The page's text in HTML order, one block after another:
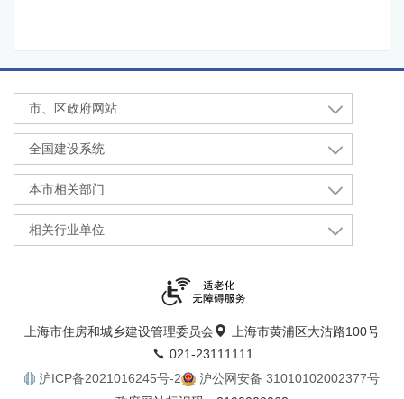
市、区政府网站
全国建设系统
本市相关部门
相关行业单位
上海市住房和城乡建设管理委员会
上海市黄浦区大沽路100号
021-23111111
沪ICP备2021016245号-2
沪公网安备 31010102002377号